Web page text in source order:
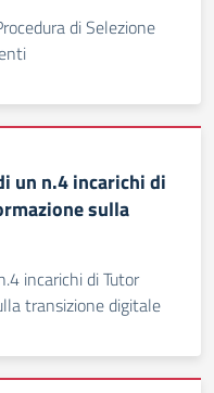
di Selezione
un n.4 incarichi di
sulla
incarichi di Tutor
transizione digitale